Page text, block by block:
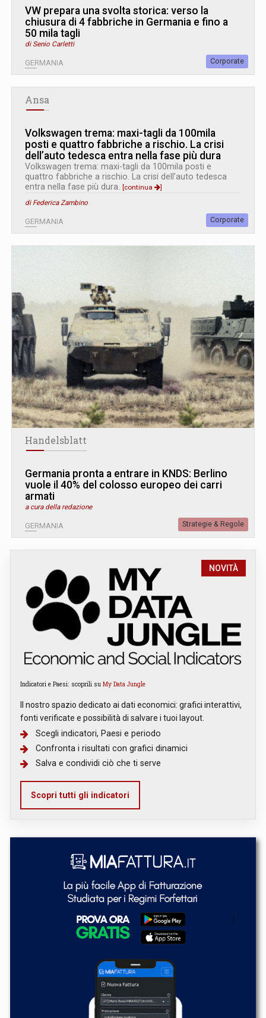
VW prepara una svolta storica: verso la
chiusura di 4 fabbriche in Germania e fino a
50 mila tagli
di Senio Carletti
GERMANIA Corporate
Ansa
Volkswagen trema: maxi-tagli da 100mila
posti e quattro fabbriche a rischio. La crisi
dell’auto tedesca entra nella fase più dura
Volkswagen trema: maxi-tagli da 100mila posti e
quattro fabbriche a rischio. La crisi dell’auto tedesca
entra nella fase più dura. [continua
]
di Federica Zambino
GERMANIA Corporate
Handelsblatt
Germania pronta a entrare in KNDS: Berlino
vuole il 40% del colosso europeo dei carri
armati
a cura della redazione
GERMANIA Strategie & Regole
NOVITÀ
Indicatori e Paesi: scoprili su My Data Jungle
Il nostro spazio dedicato ai dati economici: grafici interattivi,
fonti verificate e possibilità di salvare i tuoi layout.
Scegli indicatori, Paesi e periodo
Confronta i risultati con grafici dinamici
Salva e condividi ciò che ti serve
Scopri tutti gli indicatori